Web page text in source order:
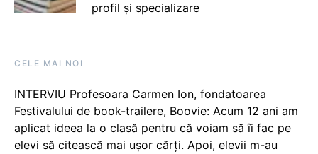
profil și specializare
CELE MAI NOI
INTERVIU Profesoara Carmen Ion, fondatoarea
Festivalului de book-trailere, Boovie: Acum 12 ani am
aplicat ideea la o clasă pentru că voiam să îi fac pe
elevi să citească mai ușor cărți. Apoi, elevii m-au